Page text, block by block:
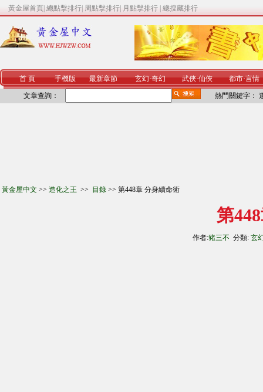
黃金屋首頁 總點擊排行 周點擊排行 月點擊排行 總搜藏排行
首 頁 手機版 最新章節 玄幻·奇幻 武俠·仙俠 都市·言情
文章查詢： 熱門關鍵字：
黃金屋中文 >> 造化之王 >> 目錄 >> 第448章 分身續命術
第
作者:豬三不 分類: 玄